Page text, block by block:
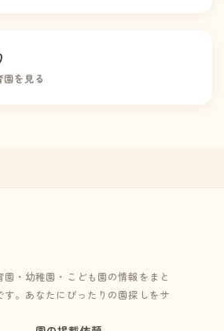
を見る
・幼稚園・こども園の情報をまと
。あなたにぴったりの園探しをサ